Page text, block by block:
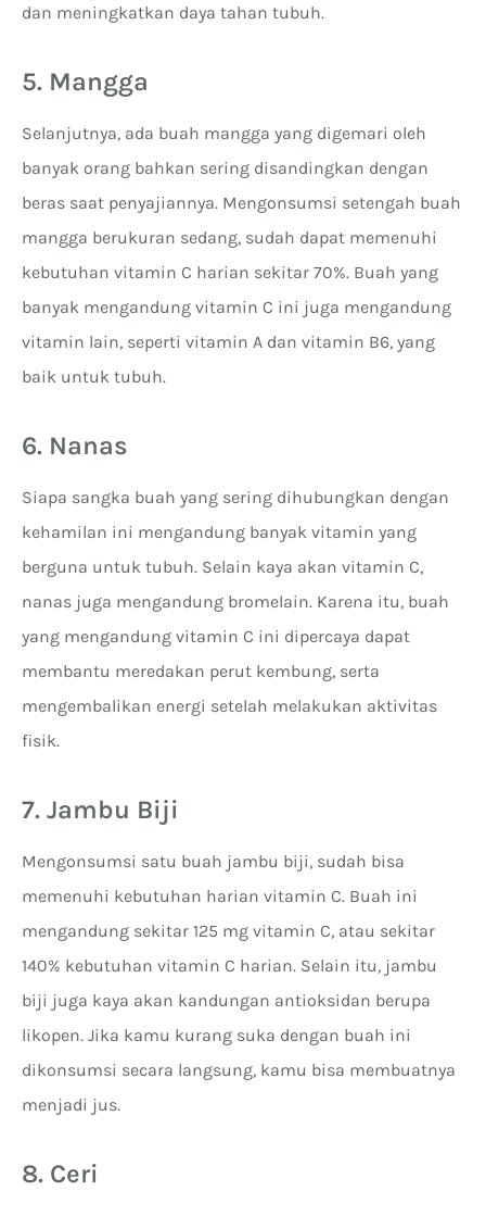
dan meningkatkan daya tahan tubuh.
5. Mangga
Selanjutnya, ada buah mangga yang digemari oleh
banyak orang bahkan sering disandingkan dengan
beras saat penyajiannya. Mengonsumsi setengah buah
mangga berukuran sedang, sudah dapat memenuhi
kebutuhan vitamin C harian sekitar 70%. Buah yang
banyak mengandung vitamin C ini juga mengandung
vitamin lain, seperti vitamin A dan vitamin B6, yang
baik untuk tubuh.
6. Nanas
Siapa sangka buah yang sering dihubungkan dengan
kehamilan ini mengandung banyak vitamin yang
berguna untuk tubuh. Selain kaya akan vitamin C,
nanas juga mengandung bromelain. Karena itu, buah
yang mengandung vitamin C ini dipercaya dapat
membantu meredakan perut kembung, serta
mengembalikan energi setelah melakukan aktivitas
fisik.
7. Jambu Biji
Mengonsumsi satu buah jambu biji, sudah bisa
memenuhi kebutuhan harian vitamin C. Buah ini
mengandung sekitar 125 mg vitamin C, atau sekitar
140% kebutuhan vitamin C harian. Selain itu, jambu
biji juga kaya akan kandungan antioksidan berupa
likopen. Jika kamu kurang suka dengan buah ini
dikonsumsi secara langsung, kamu bisa membuatnya
menjadi jus.
8. Ceri